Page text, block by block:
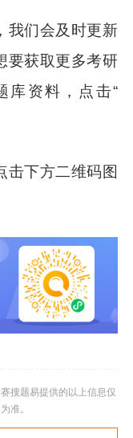
我们会及时更新
要获取更多考研
库资料，点击“
击下方二维码图
搜题易提供的以上信息仅
准。